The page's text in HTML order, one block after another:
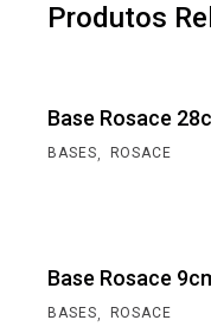
Produtos
Base Rosace
BASES, ROSACE
Base Rosace
BASES, ROSACE